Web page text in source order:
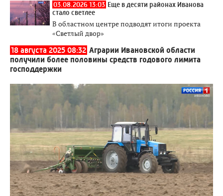
03.08.2026 13:03 Еще в десяти районах Иванова
стало светлее
В областном центре подводят итоги проекта
«Светлый двор»
18 августа 2025 08:32 Аграрии Ивановской области
получили более половины средств годового лимита
господдержки